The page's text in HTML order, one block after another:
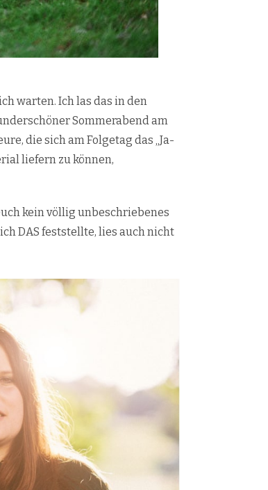
warten. Ich las das in den
Sommerabend am
die sich am Folgetag das „Ja-
liefern zu können,
kein völlig unbeschriebenes
DAS feststellte, lies auch nicht